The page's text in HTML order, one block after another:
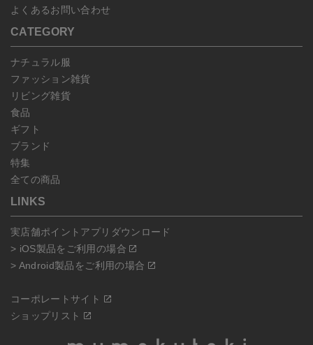
よくあるお問い合わせ
CATEGORY
ナチュラル服
ファッション雑貨
リビング雑貨
食品
ギフト
ブランド
特集
全ての商品
LINKS
実店舗ポイントアプリダウンロード
> iOS製品をご利用の場合
> Android製品をご利用の場合
コーポレートサイト
ショップリスト